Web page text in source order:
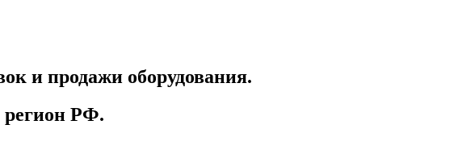
и продажи оборудования.
регион РФ.